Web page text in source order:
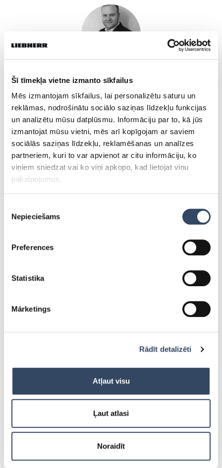
Šī tīmekļa vietne izmanto sīkfailus
Mēs izmantojam sīkfailus, lai personalizētu saturu un
reklāmas, nodrošinātu sociālo saziņas līdzekļu funkcijas
un analizētu mūsu datplūsmu. Informāciju par to, kā jūs
izmantojat mūsu vietni, mēs arī kopīgojam ar saviem
sociālās saziņas līdzekļu, reklamēšanas un analīzes
partneriem, kuri to var apvienot ar citu informāciju, ko
viņiem sniedzat vai ko viņi apkopo, kad lietojat viņu
pakalpojumus.
izvēle
Nepieciešams
Preferences
Statistika
Mārketings
Rādīt detalizēti
Atļaut visu
Ļaut atlasi
Noraidīt
Mārtiņš Zeimanis
Produktu grupas vadītājs
+371 25745222
martins.zeimanis@alfis.lv
Ādažu 20, Bukulti, Garkalnes pagasts, Ropažu novads, LV-
Ādažu 20, Bukulti, Garkalnes pagasts, Ropažu novads, LV-
Vienotais reģistrācijas numurs:
PVN reģistrācijas numurs: